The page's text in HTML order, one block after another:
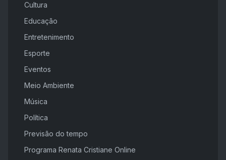
Cultura
Educação
Entretenimento
Esporte
Eventos
Meio Ambiente
Música
Política
Previsão do tempo
Programa Renata Cristiane Online